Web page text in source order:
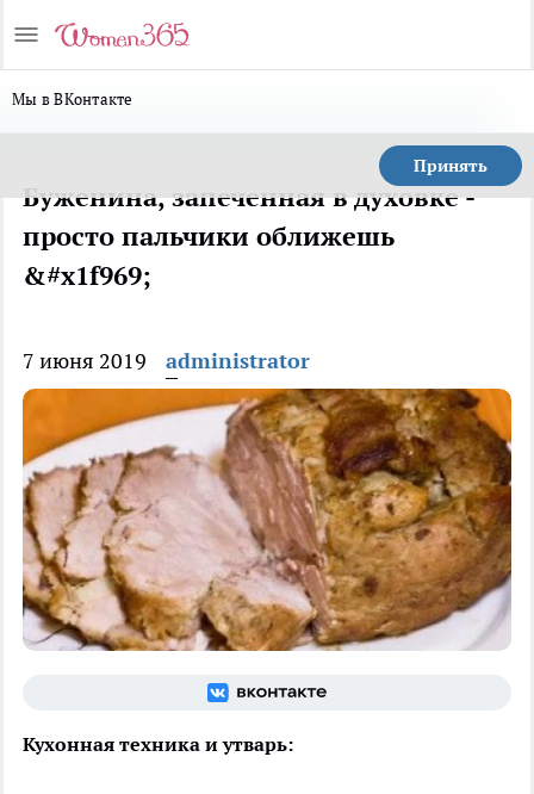
Мы в ВКонтакте
Принять
Буженина, запеченная в духовке -
просто пальчики оближешь
&#x1f969;
7 июня 2019 administrator
Кухонная техника и утварь: